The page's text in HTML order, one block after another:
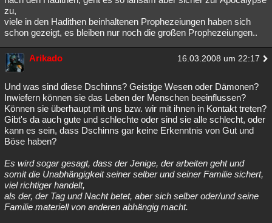
zu,
viele in den Hadithen beinhaltenen Prophezeiungen haben sich
schon gezeigt, es bleiben nur noch die großen Prophezeiungen..
Arikado 16.03.2008 um 22:17
Und was sind diese Dschinns? Geistige Wesen oder Dämonen?
Inwiefern können sie das Leben der Menschen beeinflussen?
Können sie überhaupt mit uns bzw. wir mit ihnen in Kontakt treten?
Gibt's da auch gute und schlechte oder sind sie alle schlecht, oder
kann es sein, dass Dschinns gar keine Erkenntnis von Gut und
Böse haben?
Es wird sogar gesagt, dass der Jenige, der arbeiten geht und
somit die Unabhängigkeit seiner selber und seiner Familie sichert,
viel richtiger handelt,
als der, der Tag und Nacht betet, aber sich selber oder/und seine
Familie materiell von anderen abhängig macht.